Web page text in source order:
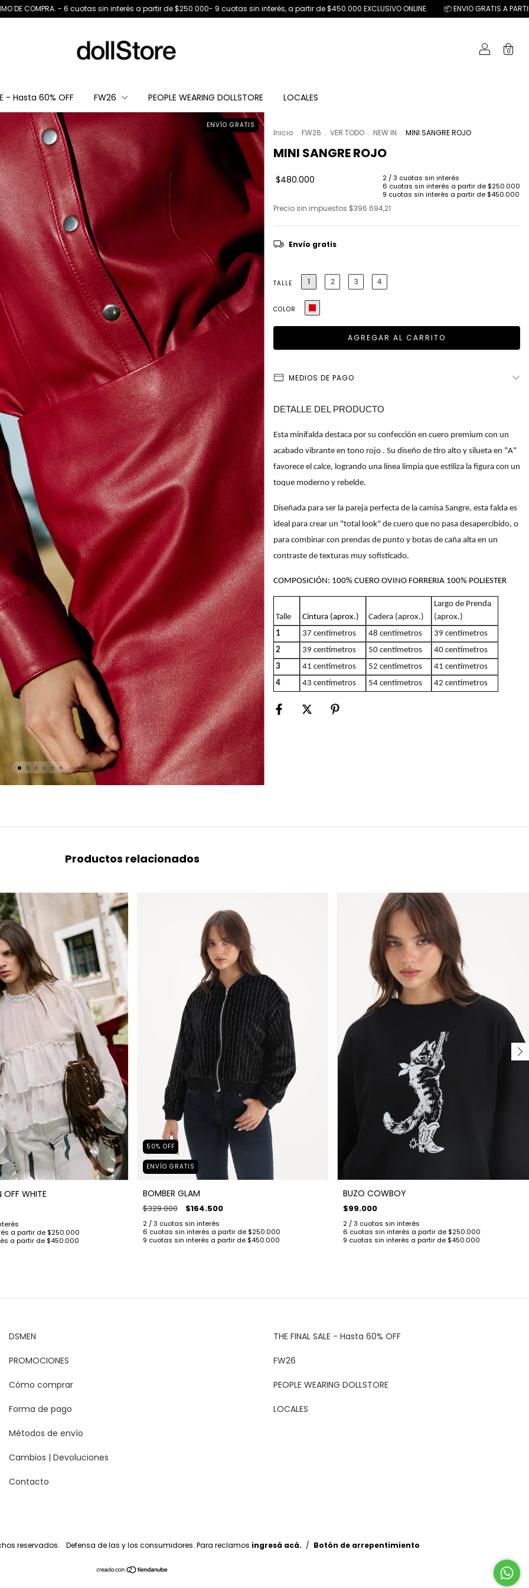
sin interés a partir de $250.000- 9 cuotas sin interés, a partir de $450.000 EXCLUSIVO ONLINE. 📦 ENVIO GRATIS A PARTIR DE $ 150.000 💳 2
0
- Hasta 60% OFF FW26 PEOPLE WEARING DOLLSTORE LOCALES
ENVÍO GRATIS
Inicio . FW26 . VER TODO . NEW IN . MINI SANGRE ROJO
MINI SANGRE ROJO
$480.000
Precio sin impuestos $396.694,21
Envío gratis
TALLE 1 2 3 4
COLOR
MEDIOS DE PAGO
DETALLE DEL PRODUCTO
Esta minifalda destaca por su confección en cuero premium con un
acabado vibrante en tono rojo . Su diseño de tiro alto y silueta en "A"
favorece el calce, logrando una línea limpia que estiliza la figura con un
toque moderno y rebelde.
Diseñada para ser la pareja perfecta de la camisa Sangre, esta falda es
ideal para crear un "total look" de cuero que no pasa desapercibido, o
para combinar con prendas de punto y botas de caña alta en un
contraste de texturas muy sofisticado.
COMPOSICIÓN: 100% CUERO OVINO FORRERIA 100% POLIESTER
Talle Cintura (aprox.) Cadera (aprox.)
Largo de Prenda
(aprox.)
1
37 centímetros 48 centímetros
39 centímetros
2
39 centímetros 50 centímetros
40 centímetros
3
41 centímetros 52 centímetros
41 centímetros
4
43 centímetros 54 centímetros 42 centímetros
Productos relacionados
OFF WHITE
50% OFF
ENVÍO GRATIS
BOMBER GLAM
$329.000 $164.500
BUZO COWBOY
$99.000
DSMEN
PROMOCIONES
Cómo comprar
Forma de pago
Métodos de envío
Cambios | Devoluciones
Contacto
THE FINAL SALE - Hasta 60% OFF
FW26
PEOPLE WEARING DOLLSTORE
LOCALES
reservados. Defensa de las y los consumidores. Para reclamos ingresá acá. / Botón de arrepentimiento